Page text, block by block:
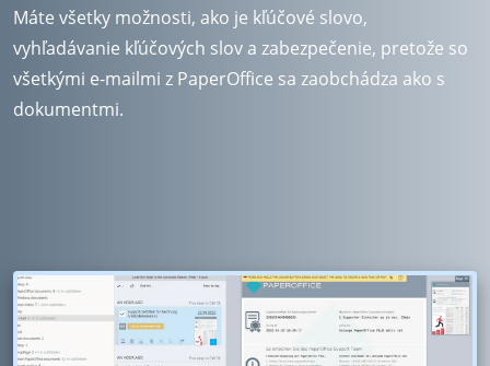
Máte všetky možnosti, ako je kľúčové slovo,
vyhľadávanie kľúčových slov a zabezpečenie, pretože so
všetkými e-mailmi z PaperOffice sa zaobchádza ako s
dokumentmi.